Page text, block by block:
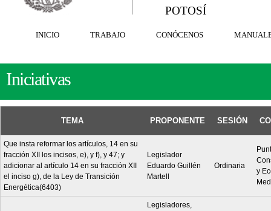
POTOSÍ
INICIO TRABAJO CONÓCENOS
Iniciativas
TEMA PROPONENTE SESIÓN
Que insta reformar los artículos, 14 en su
fracción XII los incisos, e), y f), y 47; y
adicionar al artículo 14 en su fracción XII
el inciso g), de la Ley de Transición
Energética(6403)
Legislador
Eduardo Guillén
Martell
Ordinaria
y
Legisladores,